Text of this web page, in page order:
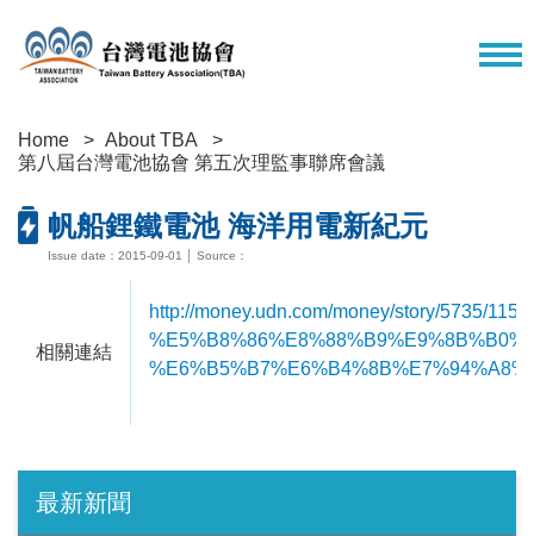
Home
About TBA
第八屆台灣電池協會 第五次理監事聯席會議
帆船鋰鐵電池 海洋用電新紀元
Issue date：2015-09-01 │ Source：
相關連結
http://money.udn.com/money/story/5735/
最新新聞